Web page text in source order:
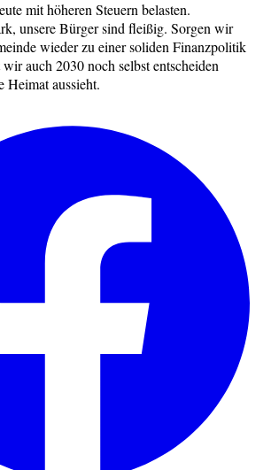
mit höheren Steuern belasten.
unsere Bürger sind fleißig. Sorgen wir
wieder zu einer soliden Finanzpolitik
auch 2030 noch selbst entscheiden
Heimat aussieht.